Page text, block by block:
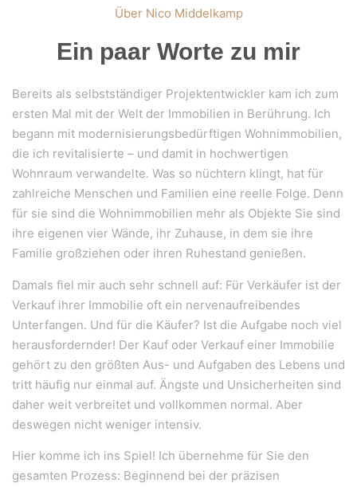
Über Nico Middelkamp
Ein paar Worte zu mir
Bereits als selbstständiger Projektentwickler kam ich zum
ersten Mal mit der Welt der Immobilien in Berührung. Ich
begann mit modernisierungsbedürftigen Wohnimmobilien,
die ich revitalisierte – und damit in hochwertigen
Wohnraum verwandelte. Was so nüchtern klingt, hat für
zahlreiche Menschen und Familien eine reelle Folge. Denn
für sie sind die Wohnimmobilien mehr als Objekte Sie sind
ihre eigenen vier Wände, ihr Zuhause, in dem sie ihre
Familie großziehen oder ihren Ruhestand genießen.
Damals fiel mir auch sehr schnell auf: Für Verkäufer ist der
Verkauf ihrer Immobilie oft ein nervenaufreibendes
Unterfangen. Und für die Käufer? Ist die Aufgabe noch viel
herausfordernder! Der Kauf oder Verkauf einer Immobilie
gehört zu den größten Aus- und Aufgaben des Lebens und
tritt häufig nur einmal auf. Ängste und Unsicherheiten sind
daher weit verbreitet und vollkommen normal. Aber
deswegen nicht weniger intensiv.
Hier komme ich ins Spiel! Ich übernehme für Sie den
gesamten Prozess: Beginnend bei der präzisen